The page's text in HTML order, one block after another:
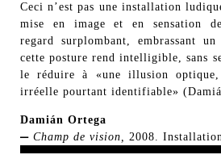
Ceci n’est pas une installation
mise en image et en sensation
regard surplombant, embrassant
cette posture rend intelligible, sans
le réduire à «une illusion
irréelle pourtant identifiable»
Damián Ortega
— Champ de vision, 2008.